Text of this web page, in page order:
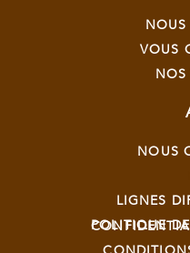
VOUS
NOS
NOUS
LIGNES
POLITIQUE DE